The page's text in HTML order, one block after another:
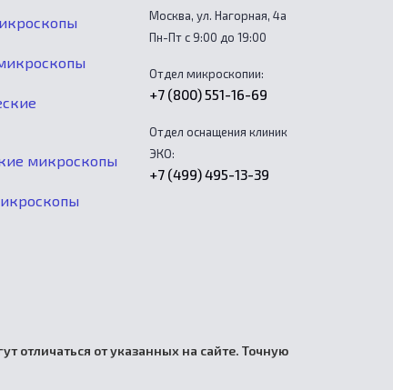
микроскопы
Москва, ул. Нагорная, 4а
Пн-Пт с 9:00 до 19:00
Отдел микроскопии:
+7 (800) 551-16-69
Отдел оснащения клиник
ЭКО:
+7 (499) 495-13-39
отличаться от указанных на сайте. Точную